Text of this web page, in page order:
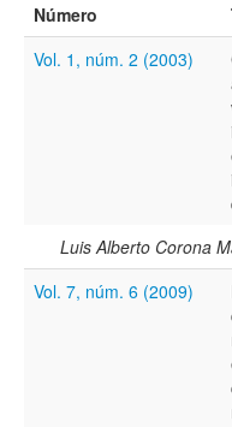
Autores/as
Texto completo
Número
Vol. 1, núm. 2 (2003)
Luis Alberto Corona
Vol. 7, núm. 6 (2009)